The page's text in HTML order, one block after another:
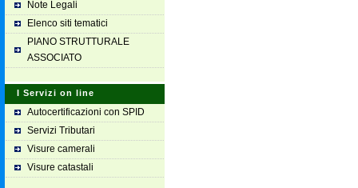
Note Legali
Elenco siti tematici
PIANO STRUTTURALE
ASSOCIATO
I Servizi on line
Autocertificazioni con SPID
Servizi Tributari
Visure camerali
Visure catastali